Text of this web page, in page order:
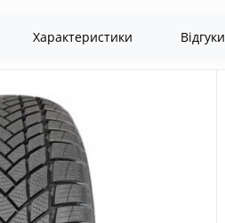
Характеристики Відгуки